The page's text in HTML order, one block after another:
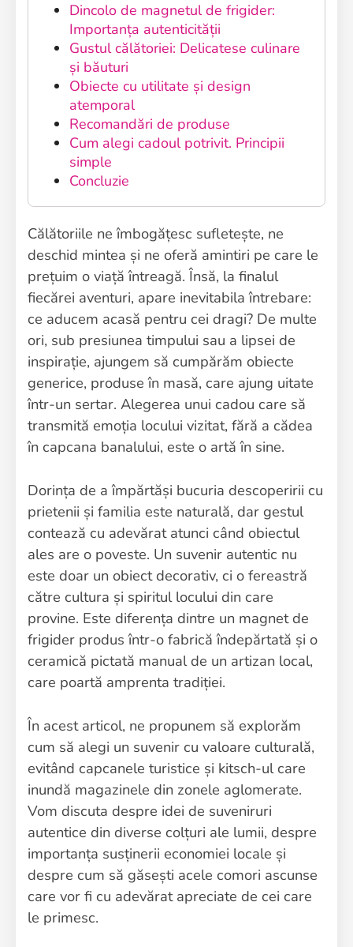
Dincolo de magnetul de frigider:
Importanța autenticității
Gustul călătoriei: Delicatese culinare
și băuturi
Obiecte cu utilitate și design
atemporal
Recomandări de produse
Cum alegi cadoul potrivit. Principii
simple
Concluzie
Călătoriile ne îmbogățesc sufletește, ne
deschid mintea și ne oferă amintiri pe care le
prețuim o viață întreagă. Însă, la finalul
fiecărei aventuri, apare inevitabila întrebare:
ce aducem acasă pentru cei dragi? De multe
ori, sub presiunea timpului sau a lipsei de
inspirație, ajungem să cumpărăm obiecte
generice, produse în masă, care ajung uitate
într-un sertar. Alegerea unui cadou care să
transmită emoția locului vizitat, fără a cădea
în capcana banalului, este o artă în sine.
Dorința de a împărtăși bucuria descoperirii cu
prietenii și familia este naturală, dar gestul
contează cu adevărat atunci când obiectul
ales are o poveste. Un suvenir autentic nu
este doar un obiect decorativ, ci o fereastră
către cultura și spiritul locului din care
provine. Este diferența dintre un magnet de
frigider produs într-o fabrică îndepărtată și o
ceramică pictată manual de un artizan local,
care poartă amprenta tradiției.
În acest articol, ne propunem să explorăm
cum să alegi un suvenir cu valoare culturală,
evitând capcanele turistice și kitsch-ul care
inundă magazinele din zonele aglomerate.
Vom discuta despre idei de suveniruri
autentice din diverse colțuri ale lumii, despre
importanța susținerii economiei locale și
despre cum să găsești acele comori ascunse
care vor fi cu adevărat apreciate de cei care
le primesc.